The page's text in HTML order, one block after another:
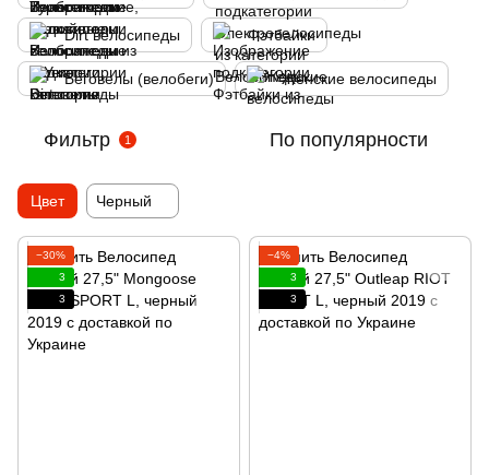
Dirt велосипеды Фэтбайки
Беговелы (велобеги) Женские велосипеды
Фильтр 1 По популярности
Цвет Черный
−30%
3
3
−4%
3
3